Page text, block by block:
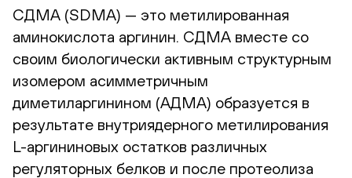
СДМА (SDMA) — это метилированная
аминокислота аргинин. СДМА вместе со
своим биологически активным структурным
изомером асимметричным
диметиларгинином (АДМА) образуется в
результате внутриядерного метилирования
L-аргининовых остатков различных
регуляторных белков и после протеолиза